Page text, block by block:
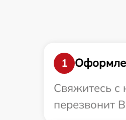
1
Свяжитесь с
перезвонит